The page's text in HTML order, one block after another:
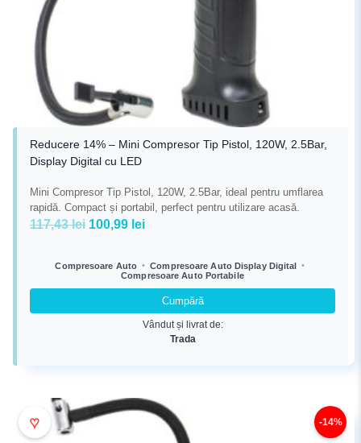
Reducere 14% – Mini Compresor Tip Pistol, 120W, 2.5Bar,
Display Digital cu LED
Mini Compresor Tip Pistol, 120W, 2.5Bar, ideal pentru umflarea
rapidă. Compact și portabil, perfect pentru utilizare acasă.
117,43lei Prețul
a
100,99 leiPrețul
este:
100,99 lei.
Compresoare Auto • Compresoare Auto Display Digital
•
Compresoare Auto Portabile
Cumpără
Vândut și livrat de:
Trada
♥ -14%